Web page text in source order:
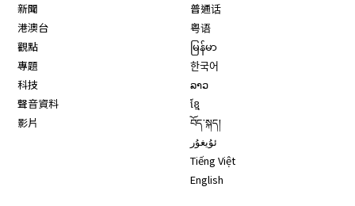
新聞
港澳台
觀點
專題
科技
聲音資料
影片
普通话
粤语
မြန်မာ
한국어
ລາວ
ខ្មែ
བོད་སྐད།
ئۇيغۇر
Tiếng Việt
English